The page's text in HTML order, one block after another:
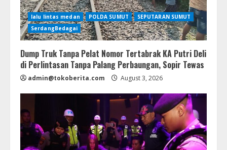
lalu lintas medan POLDA SUMUT
SEPUTARAN SUMUT
SerdangBedagai
Dump Truk Tanpa Pelat Nomor Tertabrak KA Putri Deli
di Perlintasan Tanpa Palang Perbaungan, Sopir Tewas
admin@tokoberita.com August 3, 2026